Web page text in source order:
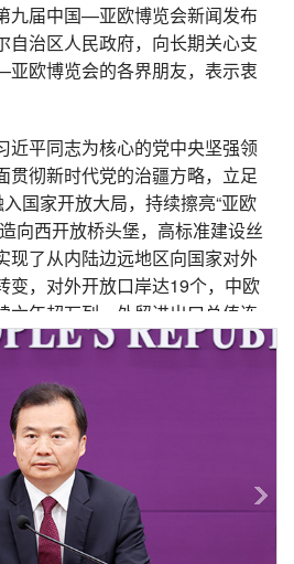
九届中国—亚欧博览会新闻发布
自治区人民政府，向长期关心支
欧博览会的各界朋友，表示衷
近平同志为核心的党中央坚强领
贯彻新时代党的治疆方略，立足
国家开放大局，持续擦亮“亚欧
向西开放桥头堡，高标准建设丝
现了从内陆边远地区向国家对外
变，对外开放口岸达19个，中欧
六年超万列，外贸进出口总值连
年外贸增速全国第一，新疆步
级、国际性展会。第九届中国—
务全国、辐射亚欧，聚焦高水平
次合作三大核心。全新升级展区
系，整体呈现出专业化、前沿
将全面展现亚欧大陆互联互通、